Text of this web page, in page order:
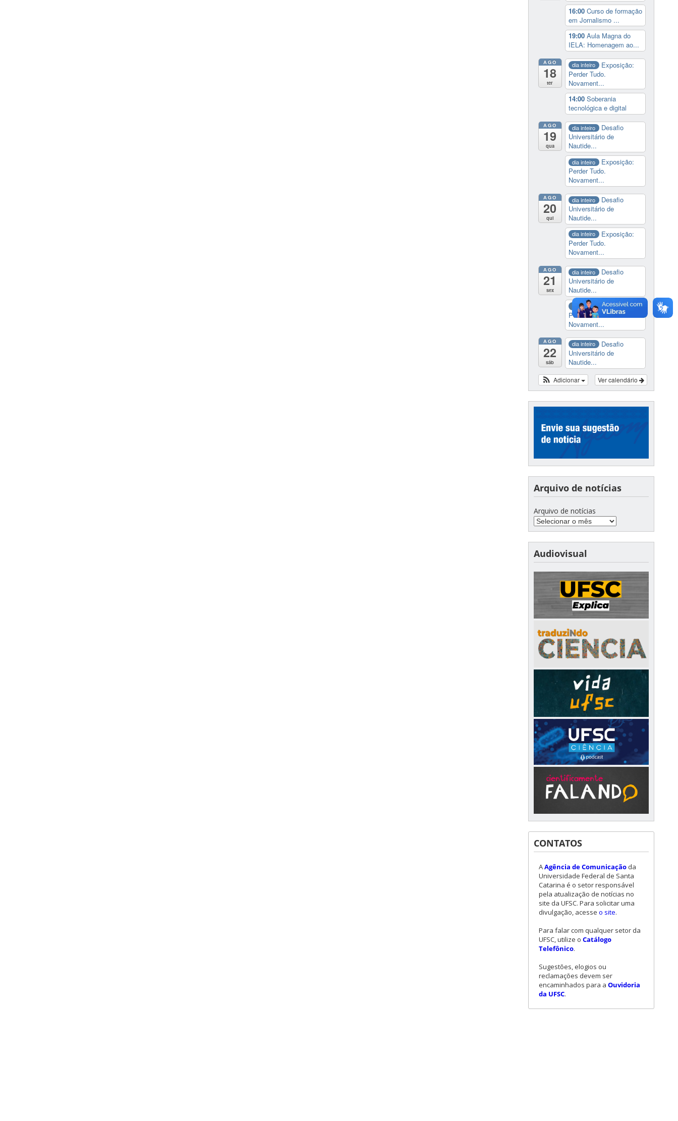
16:00 Curso de formação
em Jornalismo ...
19:00 Aula Magna do
IELA: Homenagem ao...
AGO
18
ter
dia inteiro
Exposição:
Perder Tudo.
Novament...
14:00 Soberania
tecnológica e digital
AGO
19
qua
dia inteiro
Desafio
Universitário de
Nautide...
dia inteiro
Exposição:
Perder Tudo.
Novament...
AGO
20
qui
dia inteiro
Desafio
Universitário de
Nautide...
dia inteiro
Exposição:
Perder Tudo.
Novament...
AGO
21
sex
dia inteiro
Desafio
Universitário de
Nautide...
dia inteiro
Exposição:
Perder Tudo.
Novament...
AGO
22
sáb
dia inteiro
Desafio
Universitário de
Nautide...
Ver calendário
Adicionar
Arquivo de notícias
Arquivo de notícias
Audiovisual
CONTATOS
AAgência de Comunicação da
Universidade Federal de Santa
Catarina é o setor responsável
pela atualização de notícias no
site da UFSC. Para solicitar uma
divulgação, acesse o site.
Para falar com qualquer setor da
UFSC, utilize o Catálogo
Telefônico.
Sugestões, elogios ou
reclamações devem ser
encaminhados para a Ouvidoria
da UFSC.